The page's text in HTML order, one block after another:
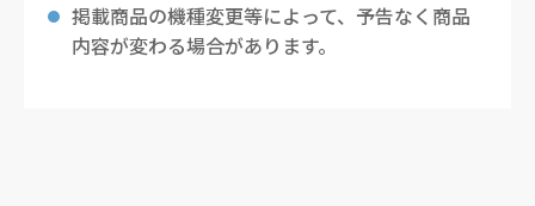
掲載商品の機種変更等によって、予告なく商品
内容が変わる場合があります。